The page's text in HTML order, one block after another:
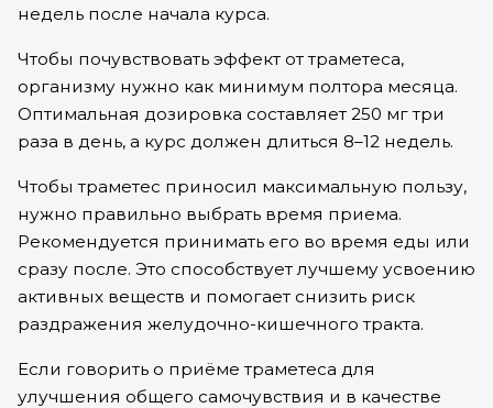
недель после начала курса.
Чтобы почувствовать эффект от траметеса,
организму нужно как минимум полтора месяца.
Оптимальная дозировка составляет 250 мг три
раза в день, а курс должен длиться 8–12 недель.
Чтобы траметес приносил максимальную пользу,
нужно правильно выбрать время приема.
Рекомендуется принимать его во время еды или
сразу после. Это способствует лучшему усвоению
активных веществ и помогает снизить риск
раздражения желудочно-кишечного тракта.
Если говорить о приёме траметеса для
улучшения общего самочувствия и в качестве